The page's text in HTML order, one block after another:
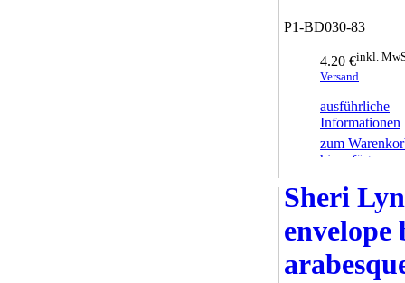
P1-BD030-83
4.20 €inkl.
Versand
ausführliche
Informationen
zum
hinzufügen
Sheri
envelope